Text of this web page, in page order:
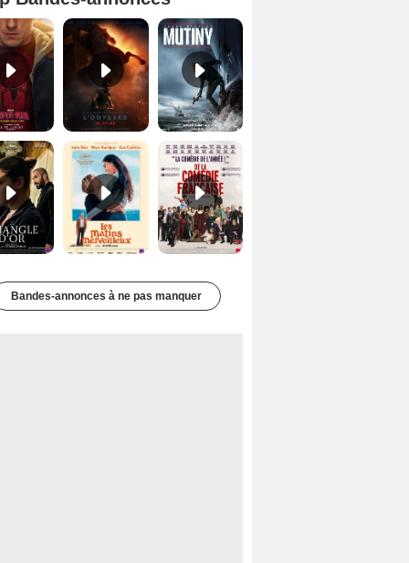
Spider-Man: Brand New Day Bande-annonce VO STFR L'Odyssée Bande-annonce VO STFR
Les Matins merveilleux Bande-annonce VF De la Comédie-Française Teaser VF
Bandes-annonces à ne pas manquer